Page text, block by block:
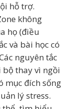
hỗ trợ.
không
họ (điều
và bài học có
nguyên tắc
thay vì ngồi
mục đích sống
lý stress.